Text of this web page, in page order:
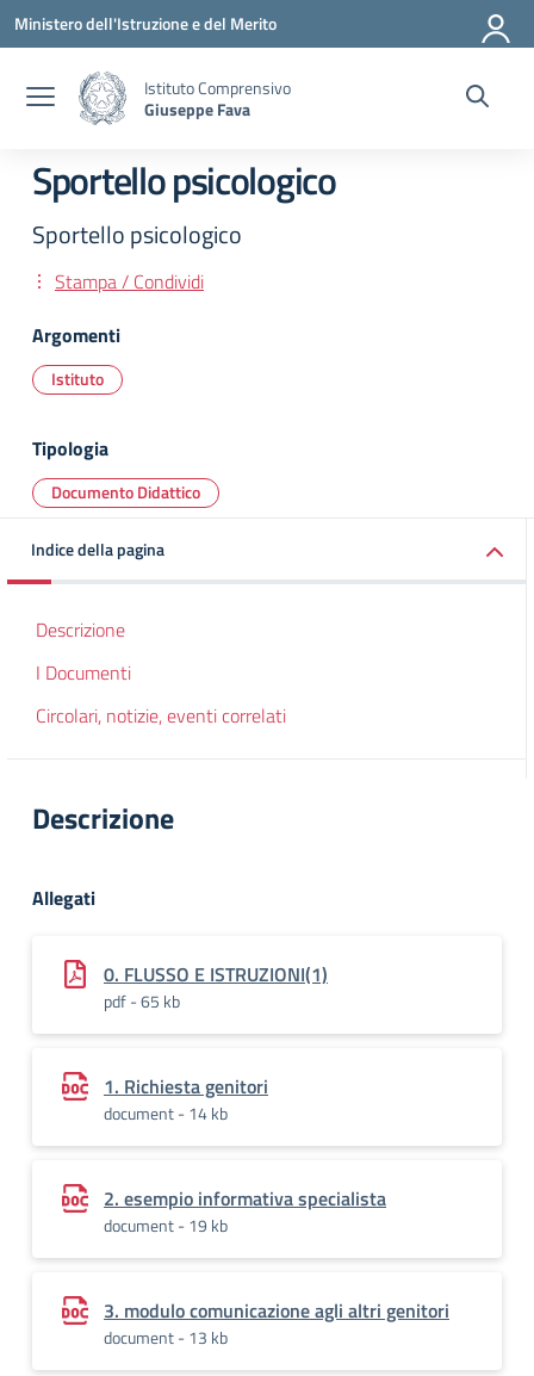
Vai ai contenuti
Vai al menu di navigazione
Vai al footer
Ministero dell'Istruzione e del Merito
Istituto Comprensivo
Giuseppe Fava
Sportello psicologico
Sportello psicologico
Stampa / Condividi
Argomenti
Istituto
Tipologia
Documento Didattico
Indice della pagina
Descrizione
I Documenti
Circolari, notizie, eventi correlati
Descrizione
Allegati
0. FLUSSO E ISTRUZIONI(1)
pdf - 65 kb
1. Richiesta genitori
document - 14 kb
2. esempio informativa specialista
document - 19 kb
3. modulo comunicazione agli altri genitori
document - 13 kb